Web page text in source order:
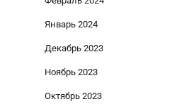
Январь 2024
Декабрь 2023
Ноябрь 2023
Октябрь 2023